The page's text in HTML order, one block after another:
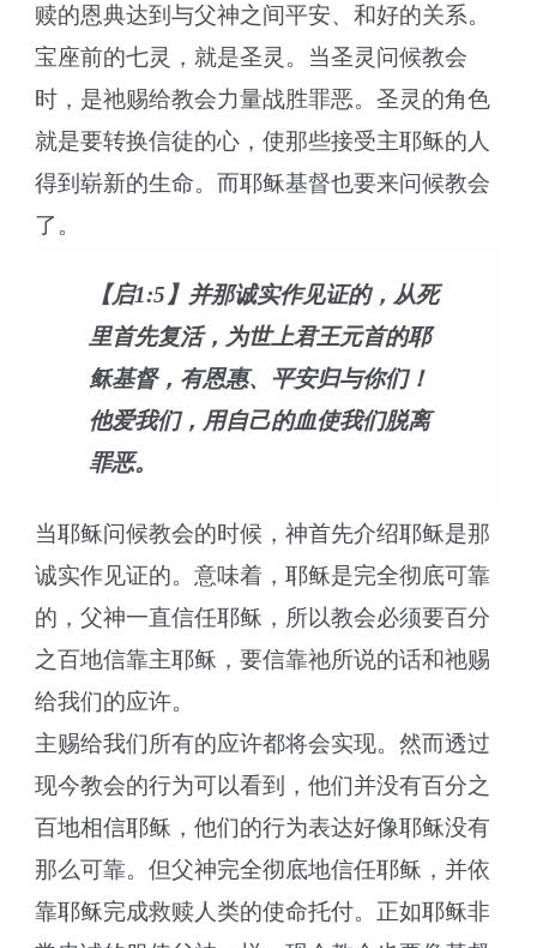
赎的恩典达到与父神之间平安、和好的关系。
宝座前的七灵，就是圣灵。当圣灵问候教会
时，是祂赐给教会力量战胜罪恶。圣灵的角色
就是要转换信徒的心，使那些接受主耶稣的人
得到崭新的生命。而耶稣基督也要来问候教会
了。
【启1:5】并那诚实作见证的，从死
里首先复活，为世上君王元首的耶
稣基督，有恩惠、平安归与你们！
他爱我们，用自己的血使我们脱离
罪恶。
当耶稣问候教会的时候，神首先介绍耶稣是那
诚实作见证的。意味着，耶稣是完全彻底可靠
的，父神一直信任耶稣，所以教会必须要百分
之百地信靠主耶稣，要信靠祂所说的话和祂赐
给我们的应许。
主赐给我们所有的应许都将会实现。然而透过
现今教会的行为可以看到，他们并没有百分之
百地相信耶稣，他们的行为表达好像耶稣没有
那么可靠。但父神完全彻底地信任耶稣，并依
靠耶稣完成救赎人类的使命托付。正如耶稣非